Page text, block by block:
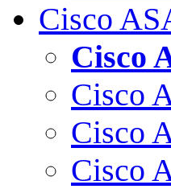
Cisco
Cisco
Cisco
Cisco
Cisco